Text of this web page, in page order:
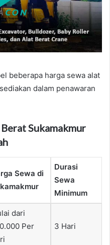
beberapa harga sewa alat
dalam penawaran
Sukamakmur
Sewa di
Durasi
Sewa
Minimum
dari
Per
3 Hari